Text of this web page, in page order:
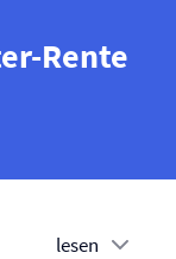
Rente
lesen